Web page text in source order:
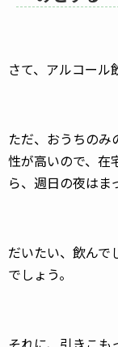
さて、アルコール
ただ、おうちの
性が高いので、在
ら、週日の夜はま
だいたい、飲んで
でしょう。